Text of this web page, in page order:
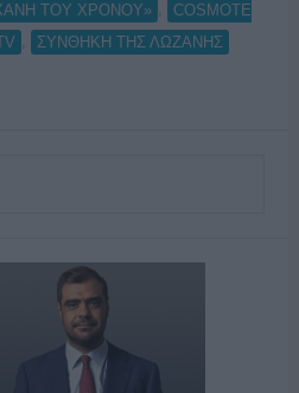
ΤΟΥ ΧΡΟΝΟΥ»
COSMOTE
ΣΥΝΘΗΚΗ ΤΗΣ ΛΩΖΑΝΗΣ